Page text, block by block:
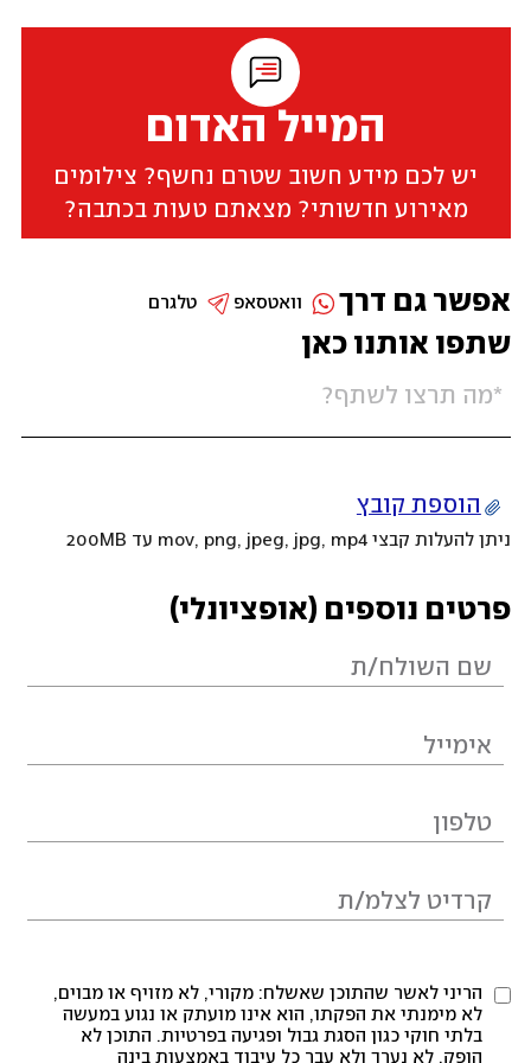
המייל האדום
יש לכם מידע חשוב שטרם נחשף? צילומים
מאירוע חדשותי? מצאתם טעות בכתבה?
שתפו אותנו כאן
הוספת קובץ
ניתן להעלות קבצי mov, png, jpeg, jpg, mp4 עד 200MB
פרטים נוספים (אופציונלי)
הריני לאשר שהתוכן שאשלח: מקורי, לא מזויף או מבוים,
לא מימנתי את הפקתו, הוא אינו מועתק או נגוע במעשה
בלתי חוקי כגון הסגת גבול ופגיעה בפרטיות. התוכן לא
הופק, לא נערך ולא עבר כל עיבוד באמצעות בינה
אפשר גם דרך טלגרם וואטסאפ